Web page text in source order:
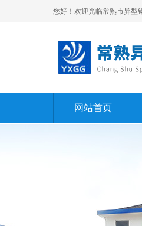
您好！欢迎光临常熟市异型
网站首页